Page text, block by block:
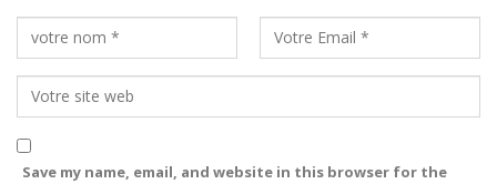
Save my name, email, and website in this browser for the